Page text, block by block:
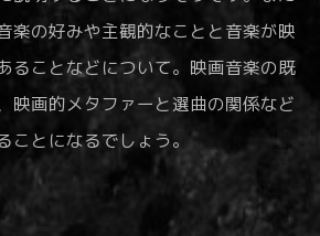
楽の好みや主観的なことと音楽が映
ることなどについて。映画音楽の既
映画的メタファーと選曲の関係など
ことになるでしょう。